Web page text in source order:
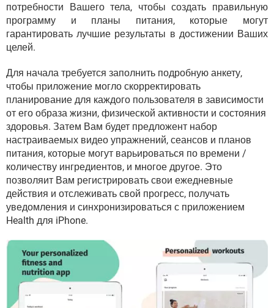
потребности Вашего тела, чтобы создать правильную
программу и планы питания, которые могут
гарантировать лучшие результаты в достижении Ваших
целей.
Для начала требуется заполнить подробную анкету,
чтобы приложение могло скорректировать
планирование для каждого пользователя в зависимости
от его образа жизни, физической активности и состояния
здоровья. Затем Вам будет предложент набор
настраиваемых видео упражнений, сеансов и планов
питания, которые могут варьироваться по времени /
количеству ингредиентов, и многое другое. Это
позволяит Вам регистрировать свои ежедневные
действия и отслеживать свой прогресс, получать
уведомления и синхронизироваться с приложением
Health для iPhone.